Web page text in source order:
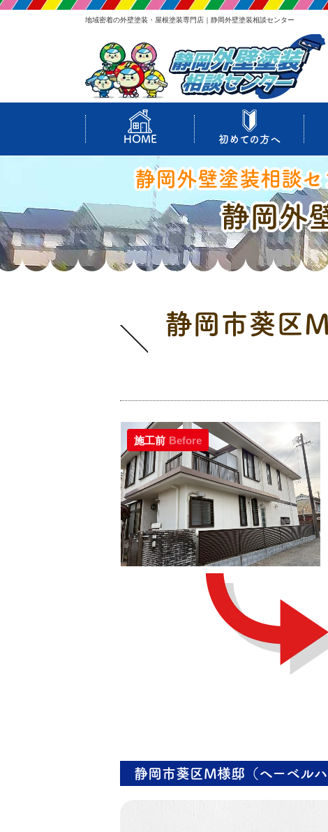
地域密着の外壁塗装・屋根塗装専門店｜静岡外壁塗装相談センター
HOME 初めての方へ
静岡外壁塗装相談
静岡外
静岡市葵区
施工前 Before
静岡市葵区M様邸（ヘーベ